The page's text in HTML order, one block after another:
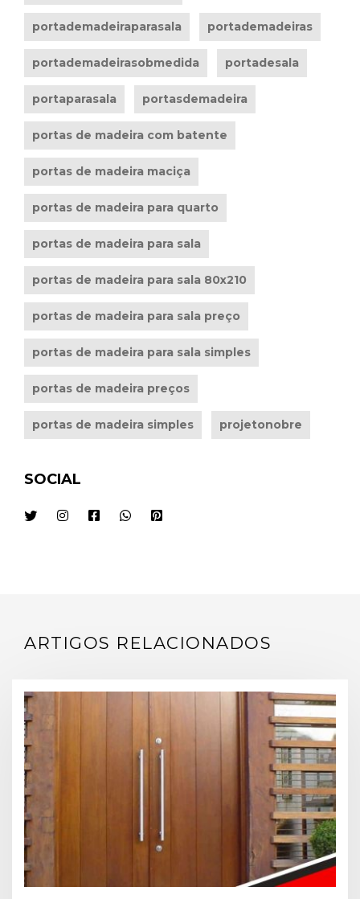
portademadeiraparasala portademadeiras
portademadeirasobmedida portadesala
portaparasala portasdemadeira
portas de madeira com batente
portas de madeira maciça
portas de madeira para quarto
portas de madeira para sala
portas de madeira para sala 80x210
portas de madeira para sala preço
portas de madeira para sala simples
portas de madeira preços
portas de madeira simples projetonobre
SOCIAL
ARTIGOS RELACIONADOS